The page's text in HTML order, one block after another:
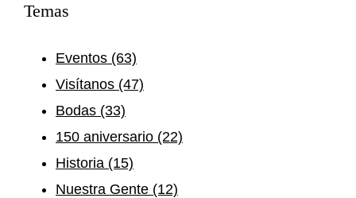
Temas
Eventos (63)
Visítanos (47)
Bodas (33)
150 aniversario (22)
Historia (15)
Nuestra Gente (12)